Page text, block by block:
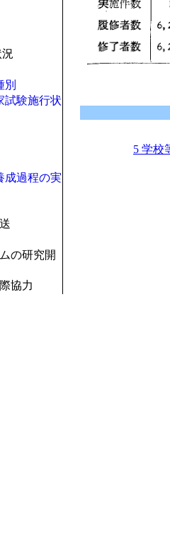
別
試験施行状
成過程の実
の研究開
協力
5 学